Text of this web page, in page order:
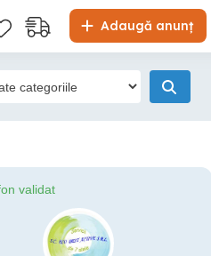
Adaugă anunț
validat